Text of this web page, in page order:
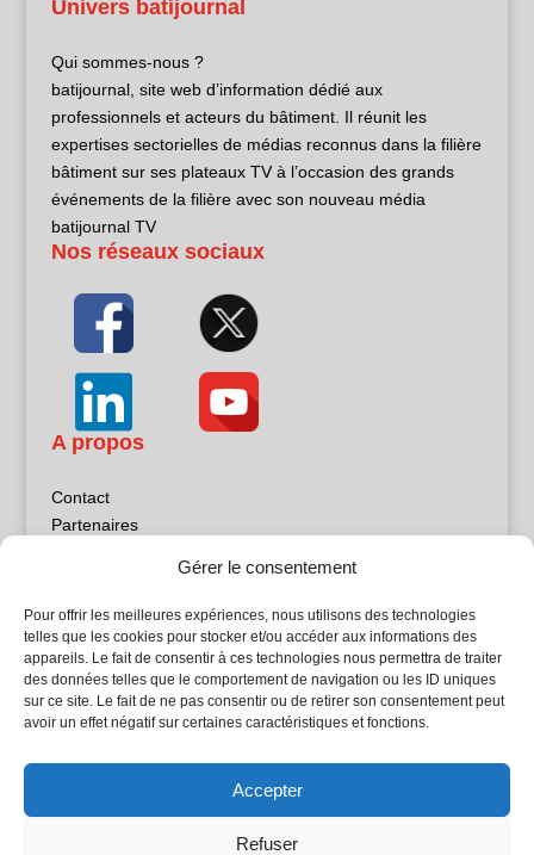
Gérer le consentement
Pour offrir les meilleures expériences, nous utilisons des technologies
telles que les cookies pour stocker et/ou accéder aux informations des
appareils. Le fait de consentir à ces technologies nous permettra de traiter
des données telles que le comportement de navigation ou les ID uniques
sur ce site. Le fait de ne pas consentir ou de retirer son consentement peut
avoir un effet négatif sur certaines caractéristiques et fonctions.
Accepter
Refuser
Univers batijournal
Qui sommes-nous ?
batijournal, site web d’information dédié aux
professionnels et acteurs du bâtiment. Il réunit les
expertises sectorielles de médias reconnus dans la filière
bâtiment sur ses plateaux TV à l’occasion des grands
événements de la filière avec son nouveau média
batijournal TV
Nos réseaux sociaux
A propos
Contact
Partenaires
Politique de confidentialité
Sites partenaires
5Façades
Atrium Patrimoine
L'Atelier Bois